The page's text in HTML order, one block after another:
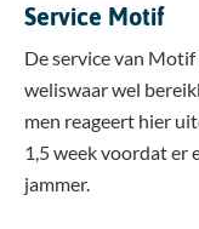
Service Motif
De service van
weliswaar wel
men reageert hier
1,5 week voordat er
jammer.